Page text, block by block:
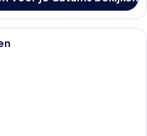
moderne hotelkamer met een